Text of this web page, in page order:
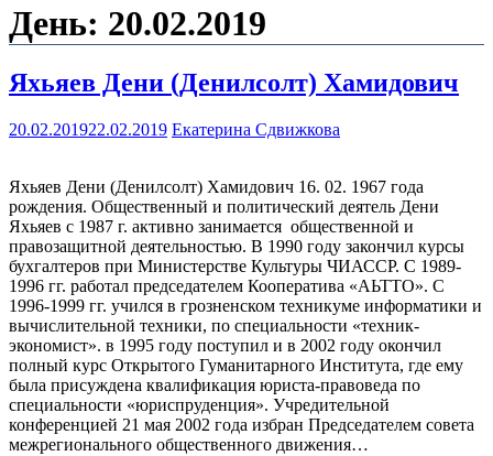
День: 20.02.2019
Яхьяев Дени (Денилсолт) Хамидович
20.02.201922.02.2019 Екатерина Сдвижкова
Яхьяев Дени (Денилсолт) Хамидович 16. 02. 1967 года
рождения. Общественный и политический деятель Дени
Яхьяев с 1987 г. активно занимается общественной и
правозащитной деятельностью. В 1990 году закончил курсы
бухгалтеров при Министерстве Культуры ЧИАССР. С 1989-
1996 гг. работал председателем Кооператива «АЬТТО». С
1996-1999 гг. учился в грозненском техникуме информатики и
вычислительной техники, по специальности «техник-
экономист». в 1995 году поступил и в 2002 году окончил
полный курс Открытого Гуманитарного Института, где ему
была присуждена квалификация юриста-правоведа по
специальности «юриспруденция». Учредительной
конференцией 21 мая 2002 года избран Председателем совета
межрегионального общественного движения…